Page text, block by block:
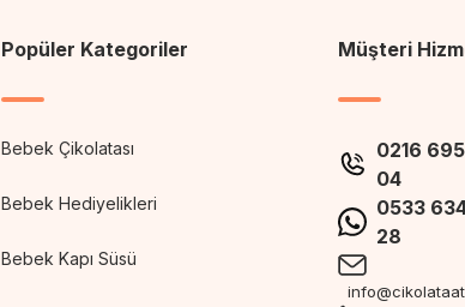
Popüler Kategoriler
Bebek Çikolatası
Bebek Hediyelikleri
Bebek Kapı Süsü
Müşteri
0216
04
0533
28